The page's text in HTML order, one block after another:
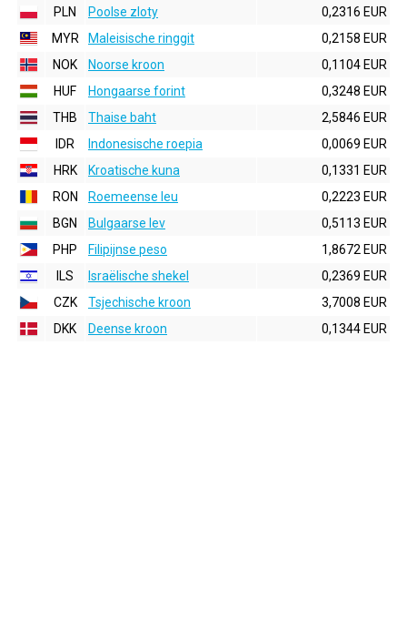
PLN
Poolse zloty
0,2316 EUR
MYR
Maleisische ringgit
0,2158 EUR
NOK
Noorse kroon
0,1104 EUR
HUF
Hongaarse forint
0,3248 EUR
THB
Thaise baht
2,5846 EUR
IDR
Indonesische roepia
0,0069 EUR
HRK
Kroatische kuna
0,1331 EUR
RON
Roemeense leu
0,2223 EUR
BGN
Bulgaarse lev
0,5113 EUR
PHP
Filipijnse peso
1,8672 EUR
ILS
Israëlische shekel
0,2369 EUR
CZK
Tsjechische kroon
3,7008 EUR
DKK
Deense kroon 0,1344 EUR